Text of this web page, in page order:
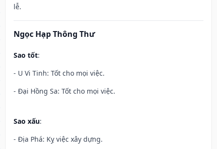
lễ.
Ngọc Hạp Thông Thư
Sao tốt:
- U Vi Tinh: Tốt cho mọi việc.
- Đại Hồng Sa: Tốt cho mọi việc.
Sao xấu:
- Địa Phá: Kỵ việc xây dựng.